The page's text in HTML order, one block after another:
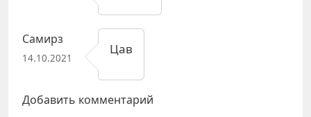
Самирз
14.10.2021
Цав
Добавить комментарий